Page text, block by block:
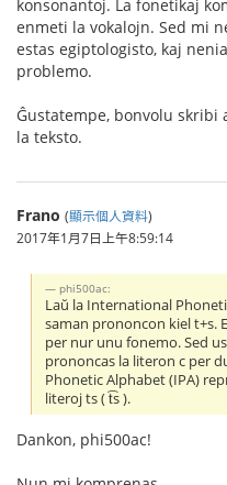
konsonantoj. La fonetikaj
enmeti la vokalojn. Sed mi
estas egiptologisto, kaj
problemo.
Ĝustatempe, bonvolu
la teksto.
Frano (顯示個人資料)
2017年1月7日上午8:59:14
phi500ac:
Laŭ la International
saman prononcon kiel t+s.
per nur unu fonemo. Sed
prononcas la literon c per
Phonetic Alphabet (IPA)
literoj ts ( t͡s ).
Dankon, phi500ac!